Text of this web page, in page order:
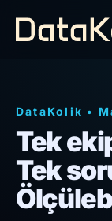
DataKolik •
Tek
Tek